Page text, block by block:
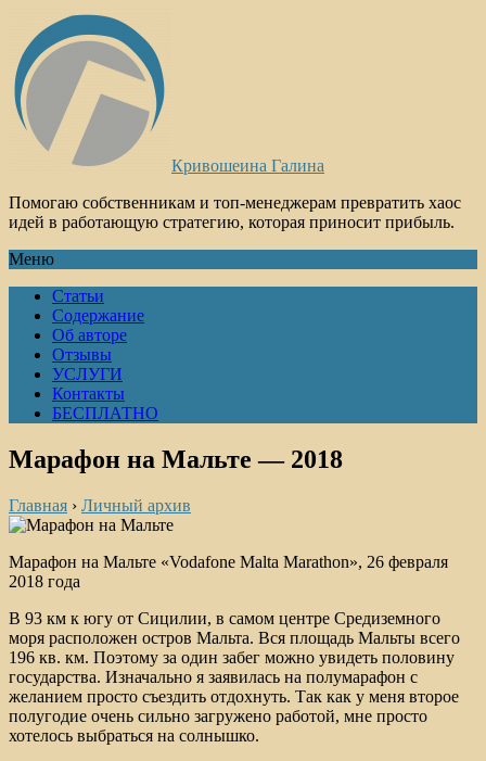
Кривошеина Галина
Помогаю собственникам и топ-менеджерам превратить хаос
идей в работающую стратегию, которая приносит прибыль.
Меню
Статьи
Содержание
Об авторе
Отзывы
УСЛУГИ
Контакты
БЕСПЛАТНО
Марафон на Мальте — 2018
Главная › Личный архив
Марафон на Мальте «Vodafone Malta Marathon», 26 февраля
2018 года
В 93 км к югу от Сицилии, в самом центре Средиземного
моря расположен остров Мальта. Вся площадь Мальты всего
196 кв. км. Поэтому за один забег можно увидеть половину
государства. Изначально я заявилась на полумарафон с
желанием просто съездить отдохнуть. Так как у меня второе
полугодие очень сильно загружено работой, мне просто
хотелось выбраться на солнышко.